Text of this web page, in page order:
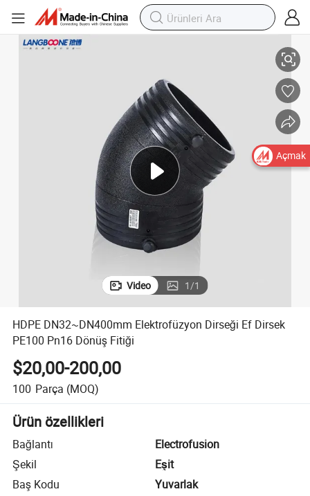
Fitiği
HDPE DN32~DN400mm Elektrofüzyon Dirseği Ef Dirsek PE100 Pn16
Video 1/1
HDPE DN32~DN400mm Elektrofüzyon Dirseği Ef Dirsek
PE100 Pn16 Dönüş Fitiği
$20,00-200,00
100 Parça (MOQ)
Ürün özellikleri
Bağlantı
Electrofusion
Şekil
Eşit
Baş Kodu
Yuvarlak
Açmak